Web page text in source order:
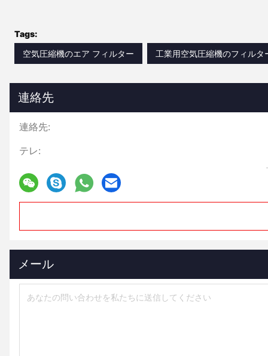
Tags:
空気圧縮機のエア フィルター
工業用空気圧縮機のフィルタ
連絡先
連絡先:
テレ:
メール